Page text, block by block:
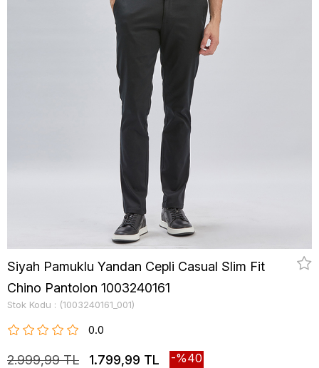
Siyah Pamuklu Yandan Cepli Casual Slim Fit
Chino Pantolon 1003240161
Stok Kodu (1003240161_001)
0.0
2.999,99 TL 1.799,99 TL 40